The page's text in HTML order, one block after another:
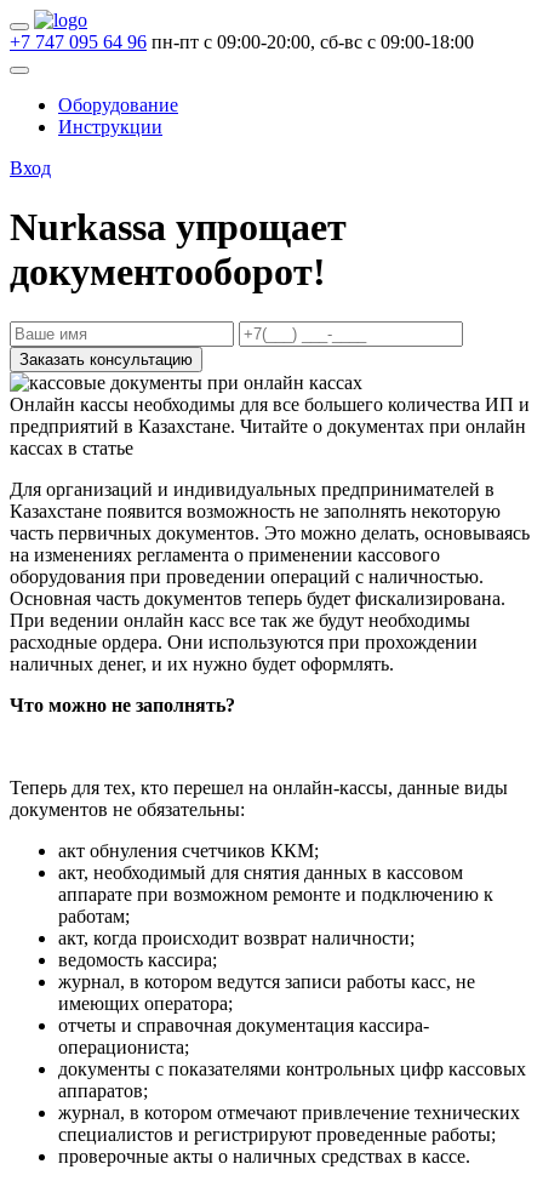
+7 747 095 64 96 пн-пт с 09:00-20:00, сб-вс с 09:00-18:00
Оборудование
Инструкции
Вход
Nurkassa упрощает
документооборот!
Заказать консультацию
Онлайн кассы необходимы для все большего количества ИП и
предприятий в Казахстане. Читайте о документах при онлайн
кассах в статье
Для организаций и индивидуальных предпринимателей в
Казахстане появится возможность не заполнять некоторую
часть первичных документов. Это можно делать, основываясь
на изменениях регламента о применении кассового
оборудования при проведении операций с наличностью.
Основная часть документов теперь будет фискализирована.
При ведении онлайн касс все так же будут необходимы
расходные ордера. Они используются при прохождении
наличных денег, и их нужно будет оформлять.
Что можно не заполнять?
Теперь для тех, кто перешел на онлайн-кассы, данные виды
документов не обязательны:
акт обнуления счетчиков ККМ;
акт, необходимый для снятия данных в кассовом
аппарате при возможном ремонте и подключению к
работам;
акт, когда происходит возврат наличности;
ведомость кассира;
журнал, в котором ведутся записи работы касс, не
имеющих оператора;
отчеты и справочная документация кассира-
операциониста;
документы с показателями контрольных цифр кассовых
аппаратов;
журнал, в котором отмечают привлечение технических
специалистов и регистрируют проведенные работы;
проверочные акты о наличных средствах в кассе.